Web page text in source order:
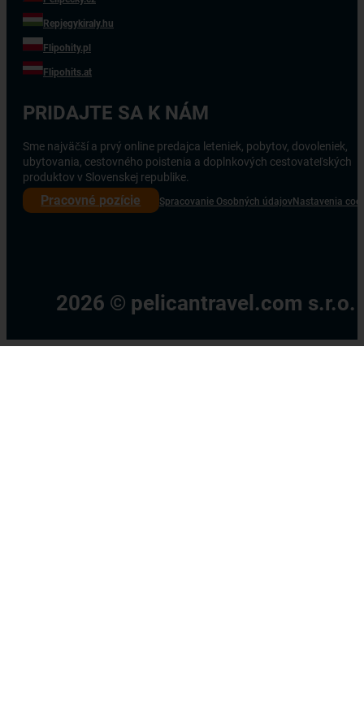
Repjegykiraly.hu
Flipohity.pl
Flipohits.at
PRIDAJTE SA K NÁM
Sme najväčší a prvý online predajca leteniek, pobytov, dovoleniek,
ubytovania, cestovného poistenia a doplnkových cestovateľských
produktov v Slovenskej republike.
Pracovné pozície Spracovanie Osobných údajovNastavenia
2026 © pelicantravel.com s.r.o.